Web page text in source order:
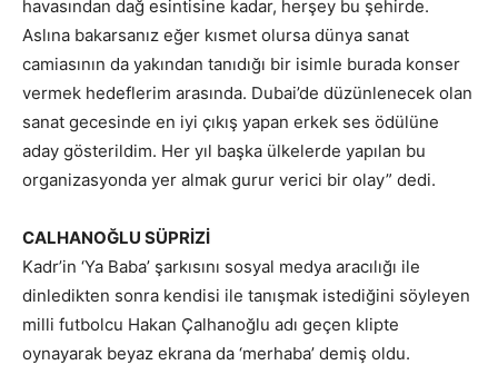
havasından dağ esintisine kadar, herşey bu şehirde.
Aslına bakarsanız eğer kısmet olursa dünya sanat
camiasının da yakından tanıdığı bir isimle burada konser
vermek hedeflerim arasında. Dubai’de düzünlenecek olan
sanat gecesinde en iyi çıkış yapan erkek ses ödülüne
aday gösterildim. Her yıl başka ülkelerde yapılan bu
organizasyonda yer almak gurur verici bir olay” dedi.
CALHANOĞLU SÜPRİZİ
Kadr’in ‘Ya Baba’ şarkısını sosyal medya aracılığı ile
dinledikten sonra kendisi ile tanışmak istediğini söyleyen
milli futbolcu Hakan Çalhanoğlu adı geçen klipte
oynayarak beyaz ekrana da ‘merhaba’ demiş oldu.